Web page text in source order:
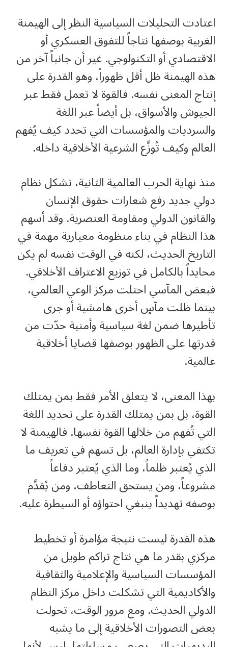
اعتادت التحليلات السياسية النظر إلى الهيمنة
الغربية بوصفها نتاجاً للتفوق العسكري أو
الاقتصادي أو التكنولوجي. غير أن جانباً آخر من
هذه الهيمنة ظل أقل ظهوراً، وهو القدرة على
إنتاج المعنى نفسه. فالقوة لا تعمل فقط عبر
الجيوش والأسواق، بل أيضاً عبر اللغة
والسرديات والمؤسسات التي تحدد كيف يُفهم
العالم وكيف تُوزَّع الشرعية الأخلاقية داخله.
منذ نهاية الحرب العالمية الثانية، تشكل نظام
دولي جديد رفع شعارات حقوق الإنسان
والقانون الدولي ومقاومة العنصرية. وقد أسهم
هذا النظام في بناء منظومة معيارية مهمة في
التاريخ الحديث، لكنه في الوقت نفسه لم يكن
محايداً بالكامل في توزيع الاعتراف الأخلاقي.
فبعض المآسي احتلت مركز الوعي العالمي،
بينما ظلت مآسٍ أخرى هامشية أو جرى
تأطيرها ضمن لغة سياسية وأمنية حدّت من
قدرتها على الظهور بوصفها قضايا أخلاقية
عالمية.
بهذا المعنى، لا يتعلق الأمر فقط بمن يمتلك
القوة، بل بمن يمتلك القدرة على تحديد اللغة
التي تُفهم من خلالها القوة نفسها. فالهيمنة لا
تكتفي بإدارة العالم، بل تسهم في تعريف ما
الذي يُعتبر ظلماً، وما الذي يُعتبر دفاعاً
مشروعاً، ومن يستحق التعاطف، ومن يُقدَّم
بوصفه تهديداً ينبغي احتواؤه أو السيطرة عليه.
هذه القدرة ليست نتيجة مؤامرة أو تخطيط
مركزي بقدر ما هي نتاج تراكم طويل من
المؤسسات السياسية والإعلامية والثقافية
والأكاديمية التي تشكلت داخل مركز النظام
الدولي الحديث. ومع مرور الوقت، تحولت
بعض التصورات الأخلاقية إلى ما يشبه